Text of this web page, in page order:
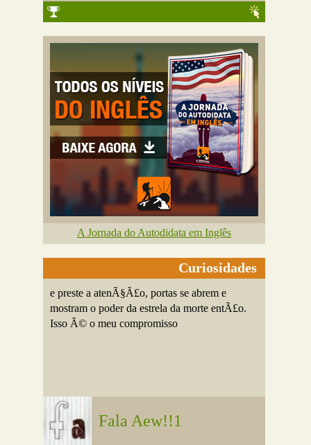
A Jornada do Autodidata em Inglês
Curiosidades
e preste a atenÃ§Ã£o, portas se abrem e
mostram o poder da estrela da morte entÃ£o.
Isso Ã© o meu compromisso
Fala Aew!!1